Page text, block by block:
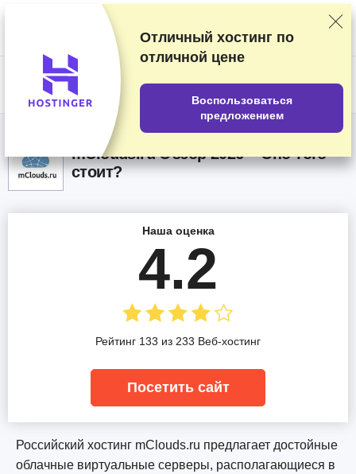
Мы оцениваем продавцов по результатам тщательного тестирования
и изучения, а также учитываем ваши отзывы и наши коммерческие
соглашения с провайдерами. На данной странице содержатся
Раскрытие информации о рекламе
US$
mClouds.ru Обзор 2026 – Оно того
стоит?
Российский хостинг mClouds.ru предлагает достойные
облачные виртуальные серверы, располагающиеся в
Наша оценка
4.2
Рейтинг 133 из 233 Веб-хостинг
Посетить сайт
Отличный хостинг по
отличной цене
Воспользоваться
предложением